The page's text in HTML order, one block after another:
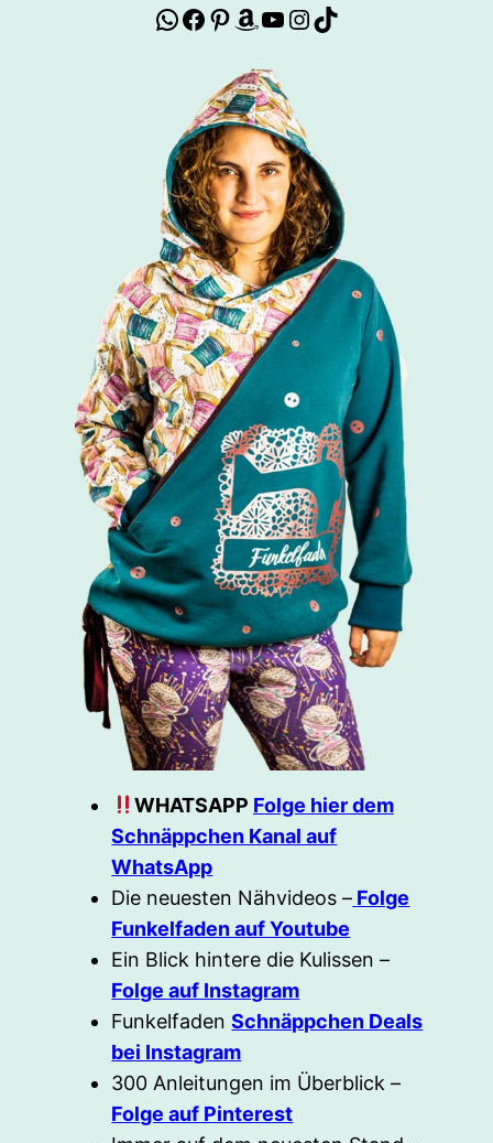
WhatsApp
Facebook
Pinterest
Amazon
YouTube
Instagram
TikTok
WHATSAPP Folge hier dem
Schnäppchen Kanal auf
WhatsApp
Die neuesten Nähvideos – Folge
Funkelfaden auf Youtube
Ein Blick hintere die Kulissen –
Folge auf Instagram
FunkelfadenSchnäppchen Deals
bei Instagram
300 Anleitungen im Überblick –
Folge auf Pinterest